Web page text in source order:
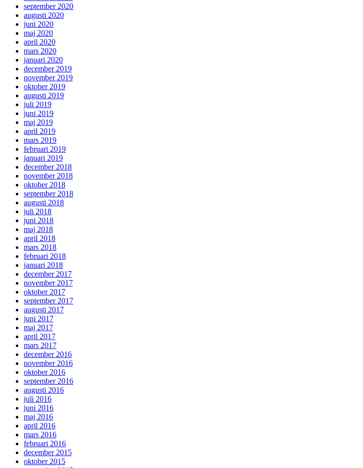
september 2020
augusti 2020
juni 2020
maj 2020
april 2020
mars 2020
januari 2020
december 2019
november 2019
oktober 2019
augusti 2019
juli 2019
juni 2019
maj 2019
april 2019
mars 2019
februari 2019
januari 2019
december 2018
november 2018
oktober 2018
september 2018
augusti 2018
juli 2018
juni 2018
maj 2018
april 2018
mars 2018
februari 2018
januari 2018
december 2017
november 2017
oktober 2017
september 2017
augusti 2017
juni 2017
maj 2017
april 2017
mars 2017
december 2016
november 2016
oktober 2016
september 2016
augusti 2016
juli 2016
juni 2016
maj 2016
april 2016
mars 2016
februari 2016
december 2015
oktober 2015